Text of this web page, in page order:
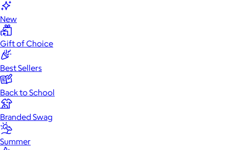
New
Gift of Choice
Best Sellers
Back to School
Branded Swag
Summer